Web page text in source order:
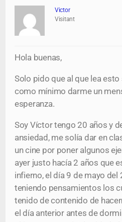
Victor
Visitant
Hola buenas,
Solo pido que al que lea
como mínimo darme un
esperanza.
Soy Víctor tengo 20 años y
ansiedad, me solía dar en
un cine por poner algunos
ayer justo hacía 2 años que
infierno, el día 9 de mayo
teniendo pensamientos los
tenido de contenido de
el día anterior antes de